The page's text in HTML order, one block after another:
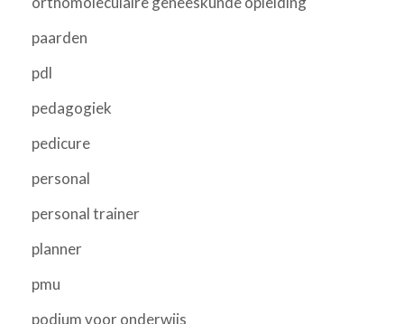
paarden
pdl
pedagogiek
pedicure
personal
personal trainer
planner
pmu
podium voor onderwijs